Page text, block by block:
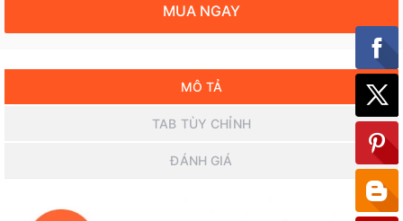
MUA NGAY
MÔ TẢ
TAB TÙY CHỈNH
ĐÁNH GIÁ